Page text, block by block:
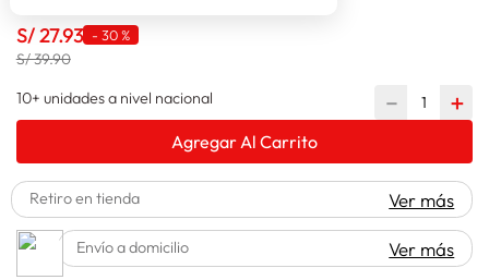
6. tv
7 laptop
9. lavadora
10. spiderman
S/27.93 - 30 %
S/ 39.90
10+ unidades a nivel nacional
＋
－
Agregar Al Carrito
Retiro en tienda Ver más
Envío a domicilio Ver más